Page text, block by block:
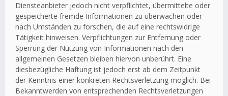
Diensteanbieter jedoch nicht verpflichtet, übermittelte oder
gespeicherte fremde Informationen zu überwachen oder
nach Umständen zu forschen, die auf eine rechtswidrige
Tätigkeit hinweisen. Verpflichtungen zur Entfernung oder
Sperrung der Nutzung von Informationen nach den
allgemeinen Gesetzen bleiben hiervon unberührt. Eine
diesbezügliche Haftung ist jedoch erst ab dem Zeitpunkt
der Kenntnis einer konkreten Rechtsverletzung möglich. Bei
Bekanntwerden von entsprechenden Rechtsverletzungen